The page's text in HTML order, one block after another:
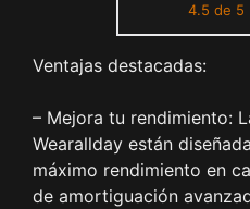
4.5 de 5
Ventajas destacadas:
– Mejora tu rendimiento:
Wearallday están
máximo rendimiento en
de amortiguación